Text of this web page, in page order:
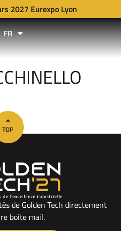
2027 Eurexpo Lyon
FR
EN
de Golden Tech directement
boîte mail.